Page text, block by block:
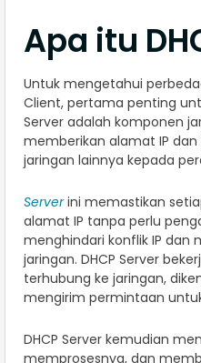
Apa itu
Untuk mengetahui
Client, pertama penting
Server adalah komponen
memberikan alamat IP
jaringan lainnya kepada
Serverini memastikan
alamat IP tanpa perlu
menghindari konflik IP
jaringan. DHCP Server
terhubung ke jaringan,
mengirim permintaan
DHCP Server kemudian
memprosesnya, dan